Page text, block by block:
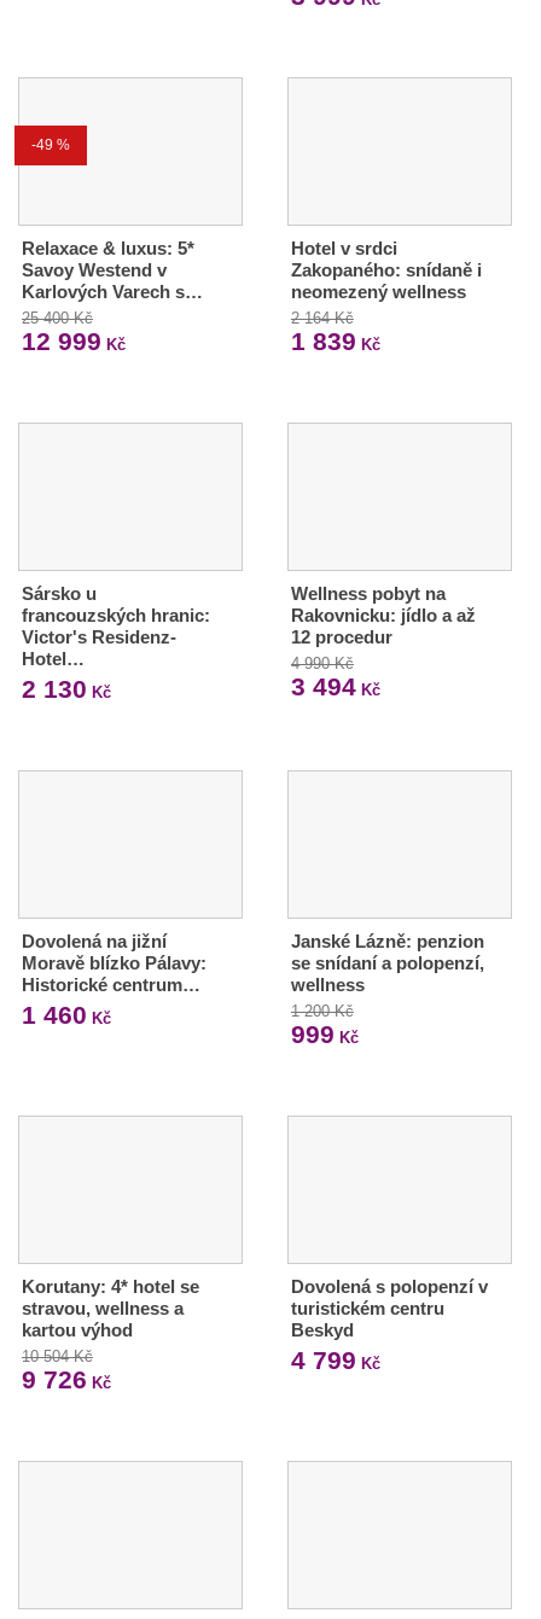
-49 %
Relaxace & luxus: 5*
Savoy Westend v
Karlových Varech s…
25 400 Kč
12 999 Kč
Hotel v srdci
Zakopaného: snídaně i
neomezený wellness
2 164 Kč
1 839 Kč
Sársko u
francouzských hranic:
Victor's Residenz-
Hotel…
2 130 Kč
Wellness pobyt na
Rakovnicku: jídlo a až
12 procedur
4 990 Kč
3 494Kč
Dovolená na jižní
Moravě blízko Pálavy:
Historické centrum…
1 460 Kč
Janské Lázně: penzion
se snídaní a polopenzí,
wellness
1 200 Kč
999 Kč
Korutany: 4* hotel se
stravou, wellness a
kartou výhod
10 504 Kč
9 726 Kč
Dovolená s polopenzí v
turistickém centru
Beskyd
4 799 Kč